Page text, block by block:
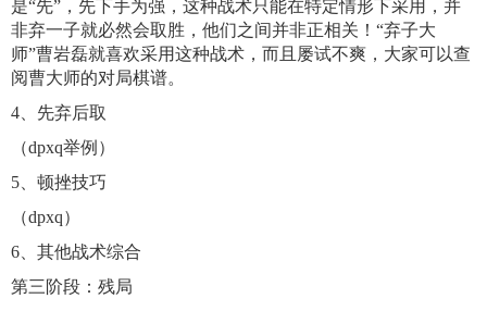
是“先”，先下手为强，这种战术只能在特定情形下采用，并
非弃一子就必然会取胜，他们之间并非正相关！“弃子大
师”曹岩磊就喜欢采用这种战术，而且屡试不爽，大家可以查
阅曹大师的对局棋谱。
4、先弃后取
（dpxq举例）
5、顿挫技巧
（dpxq）
6、其他战术综合
第三阶段：残局